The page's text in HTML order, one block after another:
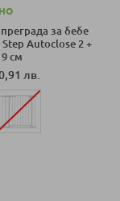
за бебе
Step Autoclose 2 +
см
лв.